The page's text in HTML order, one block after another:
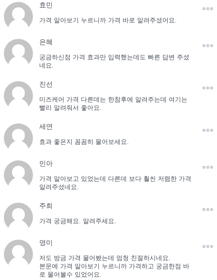
효민
가격 알아보기 누르니까 가격 바로 알려주셨어요.
은혜
궁금하신점 가격 효과만 입력했는데도 빠른 답변 주셨
네요.
진선
미즈케어 가격 다른데는 한참후에 알려주는데 여기는
빨리 알려줘서 좋아요.
세연
효과 좋은지 꼼꼼히 물어보세요.
민아
가격 알아보고 있었는데 다른데 보다 훨씬 저렴한 가격
알려주셨네요.
주희
가격 궁금해요. 알려주세요.
영미
저도 방금 가격 물어봤는데 엄청 친절하시네요.
본문에 가격 알아보기 누르니까 가격하고 궁금한점 바
로 물어볼수 있었어요.